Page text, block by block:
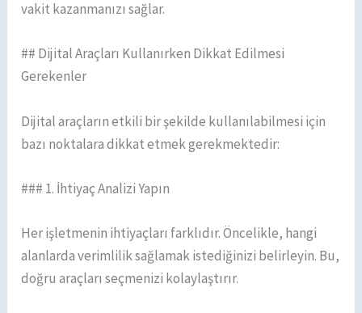
vakit kazanmanızı sağlar.
## Dijital Araçları Kullanırken Dikkat Edilmesi
Gerekenler
Dijital araçların etkili bir şekilde kullanılabilmesi için
bazı noktalara dikkat etmek gerekmektedir:
### 1. İhtiyaç Analizi Yapın
Her işletmenin ihtiyaçları farklıdır. Öncelikle, hangi
alanlarda verimlilik sağlamak istediğinizi belirleyin. Bu,
doğru araçları seçmenizi kolaylaştırır.